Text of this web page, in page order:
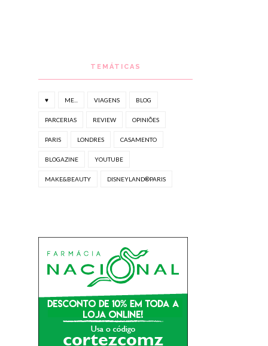
TEMÁTICAS
♥ ME... VIAGENS BLOG
PARCERIAS REVIEW OPINIÕES
PARIS LONDRES CASAMENTO
BLOGAZINE YOUTUBE
MAKE&BEAUTY DISNEYLAND®PARIS